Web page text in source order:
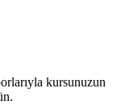
kursunuzun